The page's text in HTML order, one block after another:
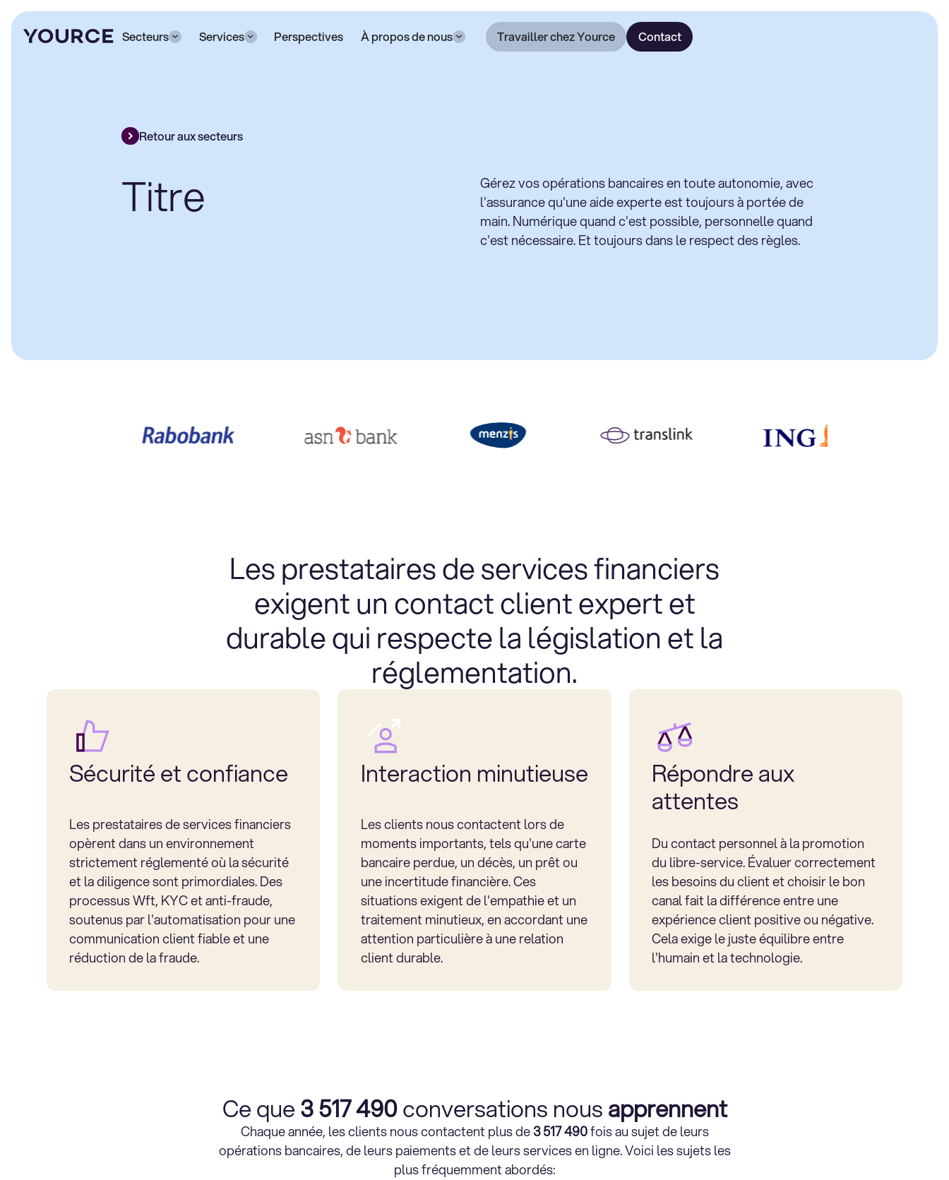
Secteurs Services Perspectives À propos de nous Travailler chez Yource Contact
Retour aux secteurs
Titre
Gérez vos opérations bancaires en toute autonomie, avec
l'assurance qu'une aide experte est toujours à portée de
main. Numérique quand c'est possible, personnelle quand
c'est nécessaire. Et toujours dans le respect des règles.
Les prestataires de services financiers
exigent un contact client expert et
durable qui respecte la législation et la
réglementation.
Sécurité et confiance
Les prestataires de services financiers
opèrent dans un environnement
strictement réglementé où la sécurité
et la diligence sont primordiales. Des
processus Wft, KYC et anti-fraude,
soutenus par l'automatisation pour une
communication client fiable et une
réduction de la fraude.
Interaction minutieuse
Les clients nous contactent lors de
moments importants, tels qu'une carte
bancaire perdue, un décès, un prêt ou
une incertitude financière. Ces
situations exigent de l'empathie et un
traitement minutieux, en accordant une
attention particulière à une relation
client durable.
Répondre aux
attentes
Du contact personnel à la promotion
du libre-service. Évaluer correctement
les besoins du client et choisir le bon
canal fait la différence entre une
expérience client positive ou négative.
Cela exige le juste équilibre entre
l'humain et la technologie.
Ce que3 517 490conversations nousapprennent
Chaque année, les clients nous contactent plus de3 517 490fois au sujet de leurs
opérations bancaires, de leurs paiements et de leurs services en ligne. Voici les sujets les
plus fréquemment abordés: